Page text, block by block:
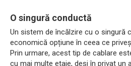
O singură conductă
Un sistem de încălzire cu o singură
economică opțiune în ceea ce
Prin urmare, acest tip de cablare
cu mai multe etaje, deși în privat un